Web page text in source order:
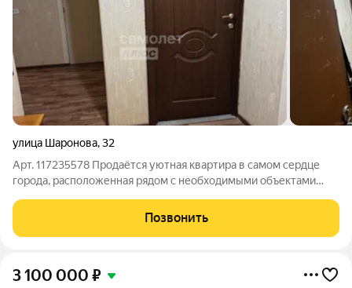
улица Шаронова,32
Арт. 117235578 Продаётся уютная квартира в самом сердце
города, расположенная рядом с необходимыми объектами
Пространство грамотно спланировано, комнаты изолированы
друг от друга, обеспечивая
Позвонить
3 100 000 ₽